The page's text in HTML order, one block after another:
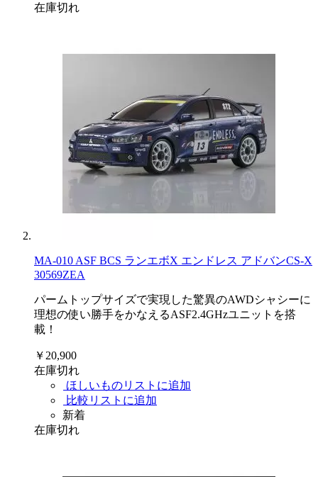
在庫切れ
MA-010 ASF BCS ランエボX エンドレス アドバンCS-X
30569ZEA
パームトップサイズで実現した驚異のAWDシャシーに
理想の使い勝手をかなえるASF2.4GHzユニットを搭
載！
￥20,900
在庫切れ
ほしいものリストに追加
比較リストに追加
新着
在庫切れ